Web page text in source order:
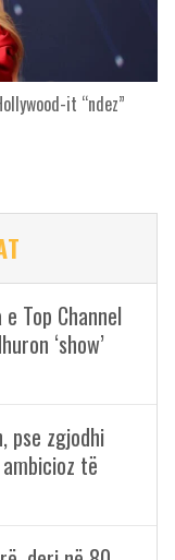
it “ndez”
Top Channel
‘show’
pse zgjodhi
të